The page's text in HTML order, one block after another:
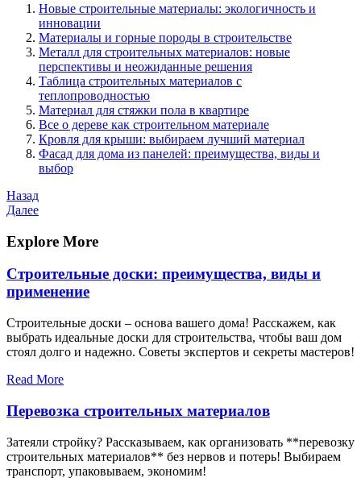
Новые строительные материалы: экологичность и
инновации
Материалы и горные породы в строительстве
Металл для строительных материалов: новые
перспективы и неожиданные решения
Таблица строительных материалов с
теплопроводностью
Материал для стяжки пола в квартире
Все о дереве как строительном материале
Кровля для крыши: выбираем лучший материал
Фасад для дома из панелей: преимущества, виды и
выбор
Навигация
по
записям
Предыдущая
запись
Назад
Следующая
Далее
Explore More
Строительные доски: преимущества, виды и
применение
Строительные доски – основа вашего дома! Расскажем, как
выбрать идеальные доски для строительства, чтобы ваш дом
стоял долго и надежно. Советы экспертов и секреты мастеров!
Read More
Перевозка строительных материалов
Затеяли стройку? Рассказываем, как организовать **перевозку
строительных материалов** без нервов и потерь! Выбираем
транспорт, упаковываем, экономим!